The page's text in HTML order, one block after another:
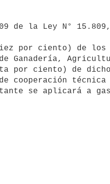
Ganadería,
por ciento) de
cooperación
se aplicará a